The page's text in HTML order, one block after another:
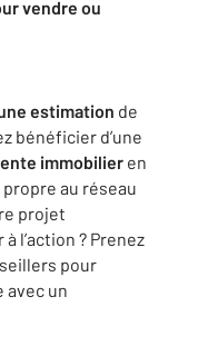
vendre ou
estimation de
bénéficier d’une
immobilier en
au réseau
projet
l’action ? Prenez
pour
avec un